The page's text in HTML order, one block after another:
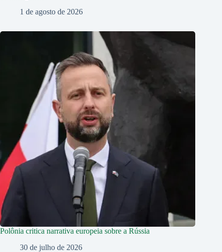
1 de agosto de 2026
Polônia critica narrativa europeia sobre a Rússia
30 de julho de 2026